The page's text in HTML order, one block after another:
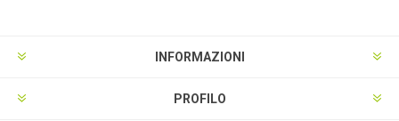
INFORMAZIONI
PROFILO